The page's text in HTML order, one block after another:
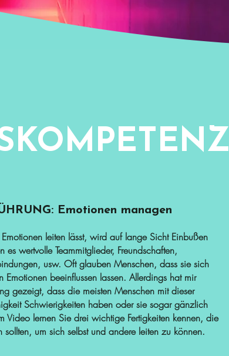
Emotionen managen
leiten lässt, wird auf lange Sicht Einbußen
es wertvolle Teammitglieder, Freundschaften,
usw. Oft glauben Menschen, dass sie sich
Emotionen beeinflussen lassen. Allerdings hat mir
gezeigt, dass die meisten Menschen mit dieser
Schwierigkeiten haben oder sie sogar gänzlich
Video lernen Sie drei wichtige Fertigkeiten kennen, die
sollten, um sich selbst und andere leiten zu können.